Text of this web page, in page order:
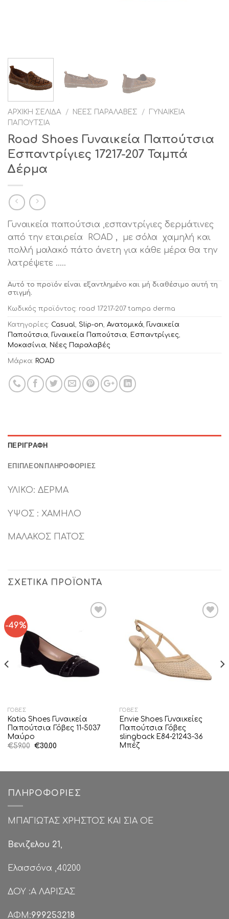
ΑΡΧΙΚΉ ΣΕΛΊΔΑ / ΝΈΕΣ ΠΑΡΑΛΑΒΈΣ /
ΓΥΝΑΙΚΕΊΑ
ΠΑΠΟΎΤΣΙΑ
Road Shoes Γυναικεία Παπούτσια
Εσπαντρίγιες 17217-207 Ταμπά
Δέρμα
Γυναικεία παπούτσια ,εσπαντρίγιες δερμάτινες
από την εταιρεία ROAD ,
με σόλα χαμηλή και
πολλή μαλακό πάτο άνετη για κάθε μέρα θα την
λατρέψετε …..
Αυτό το προϊόν είναι εξαντλημένο και μή διαθέσιμο αυτή τη
στιγμή.
Κωδικός προϊόντος: road 17217-207 tampa derma
Κατηγορίες: Casual, Slip-on, Ανατομικά, Γυναικεία
Παπούτσια, Γυναικεία Παπούτσια, Εσπαντρίγιες,
Μοκασίνια, Νέες Παραλαβές
Μάρκα: ROAD
ΠΕΡΙΓΡΑΦΉ
ΕΠΙΠΛΈΟΝ ΠΛΗΡΟΦΟΡΊΕΣ
ΥΛΙΚΟ: ΔΕΡΜΑ
ΥΨΟΣ : ΧΑΜΗΛΟ
ΜΑΛΑΚΟΣ ΠΑΤΟΣ
ΣΧΕΤΙΚΆ ΠΡΟΪΌΝΤΑ
-49%
ΓΌΒΕΣ
Katia Shoes Γυναικεία
Παπούτσια Γόβες 11-5037
Μαύρο
€59.00 Original
€30.00Η
€30.00.
ΓΌΒΕΣ
Envie Shoes Γυναικείες
Παπούτσια Γόβες
slingback E84-21243-36
Μπέζ
ΠΛΗΡΟΦΟΡΊΕΣ
ΜΠΑΓΙΩΤΑΣ ΧΡΗΣΤΟΣ ΚΑΙ ΣΙΑ ΟΕ
Βενιζελου 21,
Ελασσόνα ,40200
ΔΟΥ :Α ΛΑΡΙΣΑΣ
ΑΦΜ:999253218